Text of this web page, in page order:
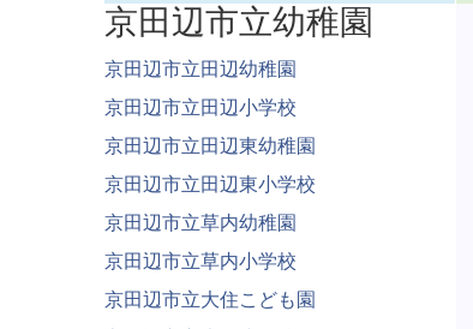
京田辺市立幼稚園
京田辺市立田辺幼稚園
京田辺市立田辺小学校
京田辺市立田辺東幼稚園
京田辺市立田辺東小学校
京田辺市立草内幼稚園
京田辺市立草内小学校
京田辺市立大住こども園